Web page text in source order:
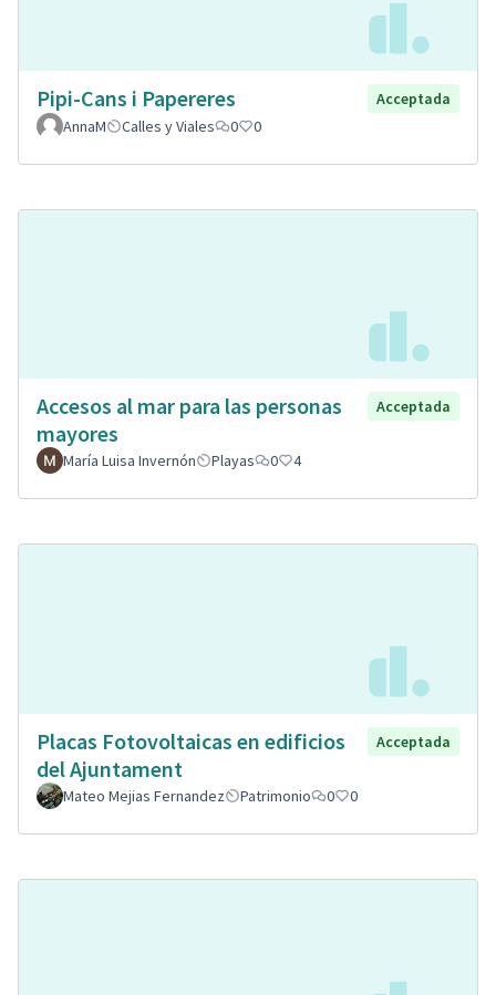
Pipi-Cans i Papereres
Acceptada
AnnaM
Calles y Viales 0 0
Accesos al mar para las personas
mayores
Acceptada
María Luisa Invernón Playas 0 4
Placas Fotovoltaicas en edificios
del Ajuntament
Acceptada
Mateo Mejias Fernandez Patrimonio 0 0